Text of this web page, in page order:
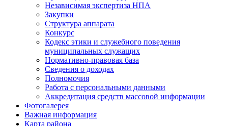
Независимая экспертиза НПА
Закупки
Структура аппарата
Конкурс
Кодекс этики и служебного поведения
муниципальных служащих
Нормативно-правовая база
Сведения о доходах
Полномочия
Работа с персональными данными
Аккредитация средств массовой информации
Фотогалерея
Важная информация
Карта района